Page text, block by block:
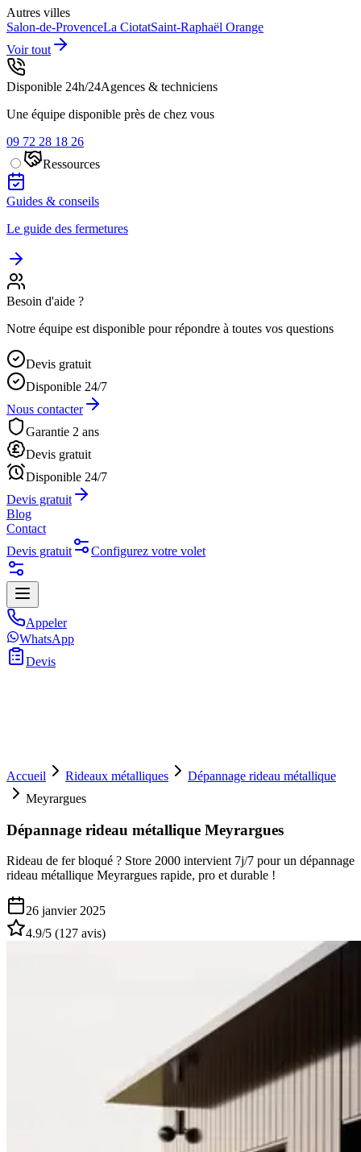
Autres villes
Salon-de-ProvenceLa CiotatSaint-Raphaël Orange
Voir tout
Disponible 24h/24Agences & techniciens
Une équipe disponible près de chez vous
09 72 28 18 26
Ressources
Guides & conseils
Le guide des fermetures
Besoin d'aide ?
Notre équipe est disponible pour répondre à toutes vos questions
Devis gratuit
Disponible 24/7
Nous contacter
Garantie 2 ans
Devis gratuit
Disponible 24/7
Devis gratuit
Blog
Contact
Devis gratuit
Configurez votre volet
Appeler
WhatsApp
Devis
Accueil Rideaux métalliques
Dépannage rideau métallique
Meyrargues
Dépannage rideau métallique Meyrargues
Rideau de fer bloqué ? Store 2000 intervient 7j/7 pour un dépannage
rideau métallique Meyrargues rapide, pro et durable !
26 janvier 2025
4.9/5 (127 avis)